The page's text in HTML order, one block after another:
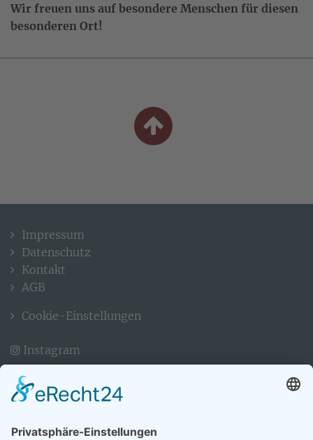
Wir freuen uns auf besondere Menschen für diesen
besonderen Ort!
Impressum
Datenschutz
Kontakt
AGB
Cookie-Einstellungen
Instagram
Seegeler Heil- und Wunderbrunnen
Inhaber: Dr. Stefan Windau
Kontakt: Andrea Auster/Melanie Au